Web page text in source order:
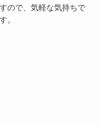
ので、気軽な気持ちで
。